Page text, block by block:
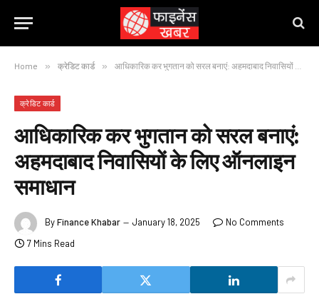
Home » क्रेडिट कार्ड » आधिकारिक कर भुगतान को सरल बनाएं: अहमदाबाद निवासियों के लिए ऑनलाइन समाधान
क्रेडिट कार्ड
आधिकारिक कर भुगतान को सरल बनाएं:
अहमदाबाद निवासियों के लिए ऑनलाइन
समाधान
ByFinance Khabar January 18, 2025
No Comments
7 Mins Read